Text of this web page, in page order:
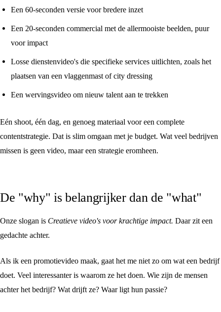
Een 60-seconden versie voor bredere inzet
Een 20-seconden commercial met de allermooiste beelden, puur
voor impact
Losse dienstenvideo's die specifieke services uitlichten, zoals het
plaatsen van een vlaggenmast of city dressing
Een wervingsvideo om nieuw talent aan te trekken
Eén shoot, één dag, en genoeg materiaal voor een complete
contentstrategie. Dat is slim omgaan met je budget. Wat veel bedrijven
missen is geen video, maar een strategie eromheen.
De "why" is belangrijker dan de "what"
Onze slogan is Creatieve video's voor krachtige impact. Daar zit een
gedachte achter.
Als ik een promotievideo maak, gaat het me niet zo om wat een bedrijf
doet. Veel interessanter is waarom ze het doen. Wie zijn de mensen
achter het bedrijf? Wat drijft ze? Waar ligt hun passie?